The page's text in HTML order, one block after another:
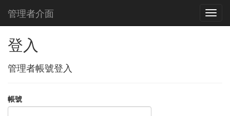
管理者介面
登入
管理者帳號登入
帳號